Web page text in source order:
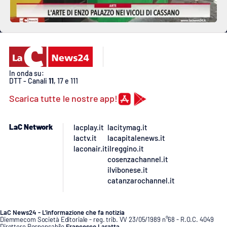
In onda su:
DTT - Canali 11, 17 e 111
Scarica tutte le nostre app!
LaC Network
lacplay.it
lactv.it
laconair.it
lacitymag.it
lacapitalenews.it
ilreggino.it
cosenzachannel.it
ilvibonese.it
catanzarochannel.it
LaC News24 - L’informazione che fa notizia
Diemmecom Società Editoriale - reg. trib. VV 23/05/1989 n°68 - R.O.C. 4049